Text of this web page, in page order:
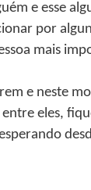
e esse
por
mais
e neste
eles,